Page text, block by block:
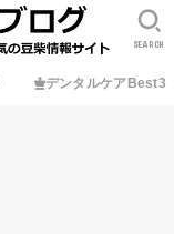
デンタルケアBest3
SEARCH